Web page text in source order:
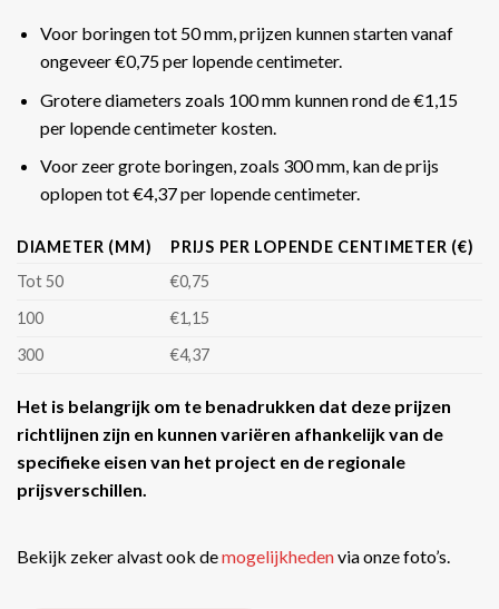
Voor boringen tot 50 mm, prijzen kunnen starten vanaf
ongeveer €0,75 per lopende centimeter.
Grotere diameters zoals 100 mm kunnen rond de €1,15
per lopende centimeter kosten.
Voor zeer grote boringen, zoals 300 mm, kan de prijs
oplopen tot €4,37 per lopende centimeter​​.
DIAMETER (MM)
PRIJS PER LOPENDE CENTIMETER (€)
Tot 50
€0,75
100
€1,15
300
€4,37
Het is belangrijk om te benadrukken dat deze prijzen
richtlijnen zijn en kunnen variëren afhankelijk van de
specifieke eisen van het project en de regionale
prijsverschillen.
Bekijk zeker alvast ook demogelijkhedenvia onze foto’s.